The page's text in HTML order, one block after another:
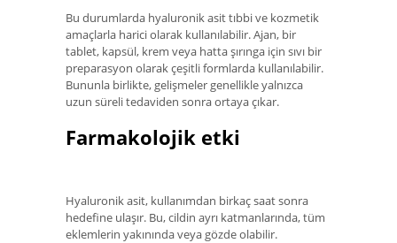
Bu durumlarda hyaluronik asit tıbbi ve kozmetik
amaçlarla harici olarak kullanılabilir. Ajan, bir
tablet, kapsül, krem ​​veya hatta şırınga için sıvı bir
preparasyon olarak çeşitli formlarda kullanılabilir.
Bununla birlikte, gelişmeler genellikle yalnızca
uzun süreli tedaviden sonra ortaya çıkar.
Farmakolojik etki
Hyaluronik asit, kullanımdan birkaç saat sonra
hedefine ulaşır. Bu, cildin ayrı katmanlarında, tüm
eklemlerin yakınında veya gözde olabilir.